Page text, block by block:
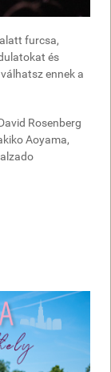
furcsa,
és
ennek a
Rosenberg
Aoyama,